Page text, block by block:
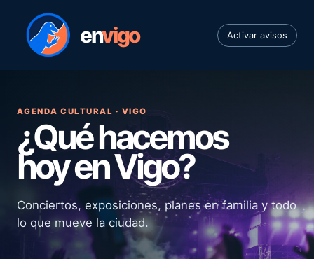
envigo Activar avisos
AGENDA CULTURAL · VIGO
¿Qué hacemos
hoy en Vigo?
Conciertos, exposiciones, planes en familia y todo
lo que mueve la ciudad.